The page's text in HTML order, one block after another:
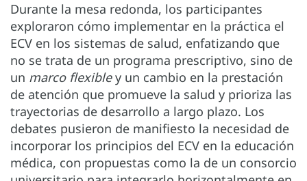
Durante la mesa redonda, los participantes
exploraron cómo implementar en la práctica el
ECV en los sistemas de salud, enfatizando que
no se trata de un programa prescriptivo, sino de
un marco flexibley un cambio en la prestación
de atención que promueve la salud y prioriza las
trayectorias de desarrollo a largo plazo. Los
debates pusieron de manifiesto la necesidad de
incorporar los principios del ECV en la educación
médica, con propuestas como la de un consorcio